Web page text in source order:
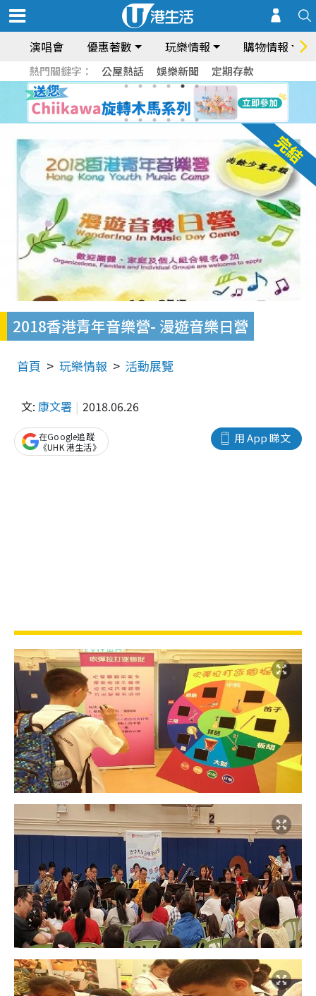
演唱會 優惠著數 玩樂情報 購物情報
熱門關鍵字： 公屋熱話 娛樂新聞 定期存款
2018香港青年音樂營- 漫遊音樂日營
首頁 玩樂情報 活動展覽
文: 康文署 2018.06.26
用 App 睇文
在Google追蹤
《UHK 港生活》